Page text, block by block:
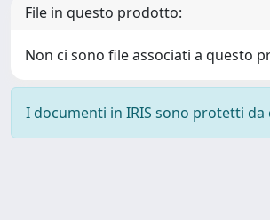
File in questo prodotto:
Non ci sono file associati a questo
I documenti in IRIS sono protetti